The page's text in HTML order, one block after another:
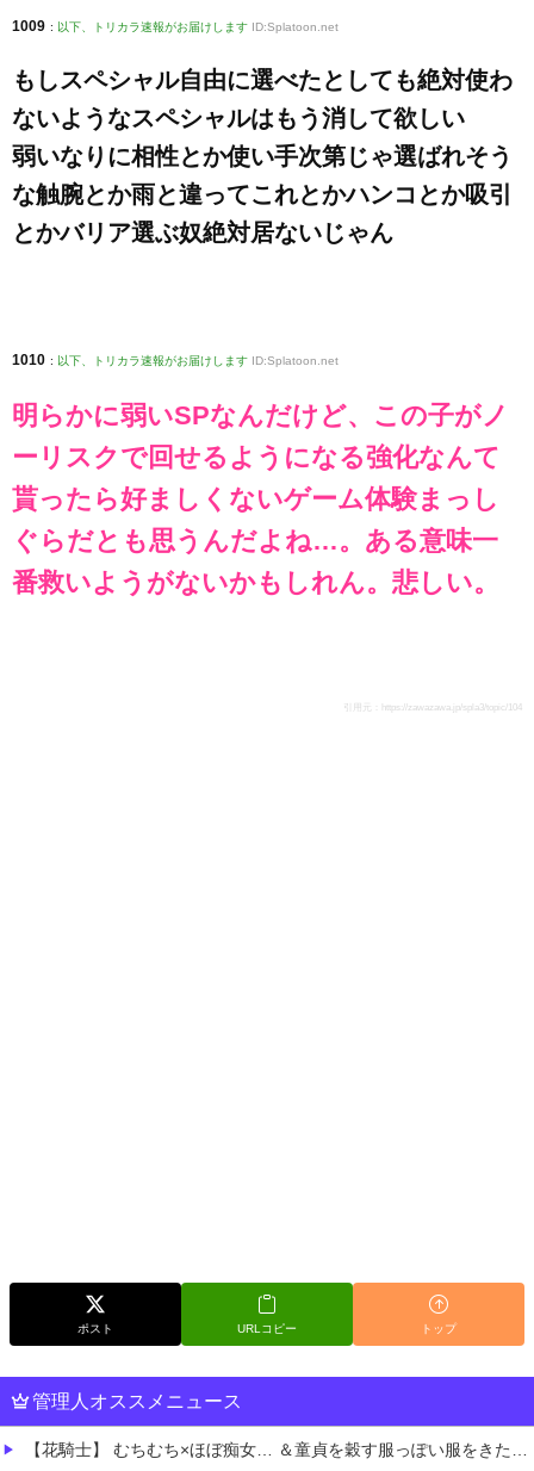
1009 : 以下、トリカラ速報がお届けします ID:Splatoon.net
もしスペシャル自由に選べたとしても絶対使わ
ないようなスペシャルはもう消して欲しい
弱いなりに相性とか使い手次第じゃ選ばれそう
な触腕とか雨と違ってこれとかハンコとか吸引
とかバリア選ぶ奴絶対居ないじゃん
1010 : 以下、トリカラ速報がお届けします ID:Splatoon.net
明らかに弱いSPなんだけど、この子がノ
ーリスクで回せるようになる強化なんて
貰ったら好ましくないゲーム体験まっし
ぐらだとも思うんだよね…。ある意味一
番救いようがないかもしれん。悲しい。
引用元： https://zawazawa.jp/spla3/topic/104
ポスト URLコピー トップ
管理人オススメニュース
【花騎士】 むちむち×ほぼ痴女… ＆童貞を穀す服っぽい服をきたホウオウボクへの反応！！！